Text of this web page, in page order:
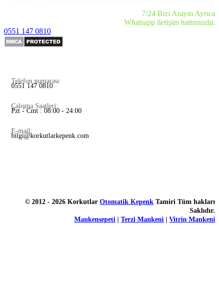
7/24 Bizi Arayın Ayrıca
Whatsapp iletişim hattımızdır.
0551 147 0810
Telefon numarası:
0551 147 0810
Çalışma Saatleri:
Pzt - Cmt : 08:00 - 24:00
E-mail:
bilgi@korkutlarkepenk.com
© 2012 - 2026 Korkutlar Otomatik Kepenk Tamiri Tüm hakları
Saklıdır.
Mankensepeti
Terzi Mankeni Vitrin Mankeni